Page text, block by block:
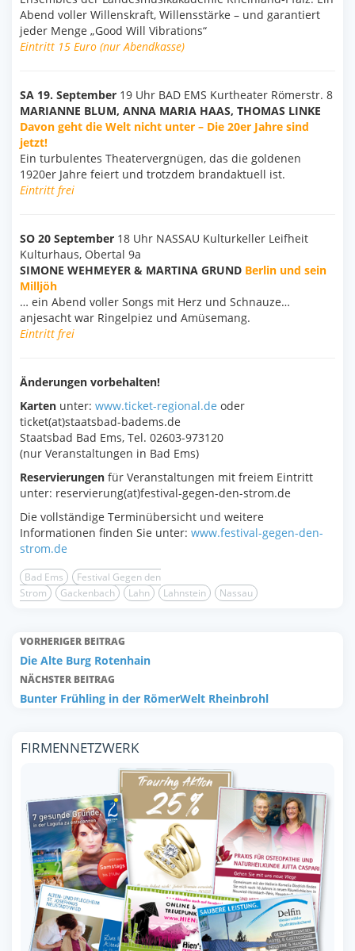
Abend voller Willenskraft, Willensstärke – und garantiert
jeder Menge „Good Will Vibrations“
Eintritt 15 Euro (nur Abendkasse)
SA 19. September 19 Uhr BAD EMS Kurtheater Römerstr. 8
MARIANNE BLUM, ANNA MARIA HAAS, THOMAS LINKE
Davon geht die Welt nicht unter – Die 20er Jahre sind
jetzt!
Ein turbulentes Theatervergnügen, das die goldenen
1920er Jahre feiert und trotzdem brandaktuell ist.
Eintritt frei
SO 20 September 18 Uhr NASSAU Kulturkeller Leifheit
Kulturhaus, Obertal 9a
SIMONE WEHMEYER & MARTINA GRUND Berlin und sein
Milljöh
… ein Abend voller Songs mit Herz und Schnauze…
anjesacht war Ringelpiez und Amüsemang.
Eintritt frei
Änderungen vorbehalten!
Karten unter: www.ticket-regional.de oder
ticket(at)staatsbad-badems.de
Staatsbad Bad Ems, Tel. 02603-973120
(nur Veranstaltungen in Bad Ems)
Reservierungen für Veranstaltungen mit freiem Eintritt
unter: reservierung(at)festival-gegen-den-strom.de
Die vollständige Terminübersicht und weitere
Informationen finden Sie unter: www.festival-gegen-den-
strom.de
Bad Ems
Festival Gegen den
Strom
Gackenbach Lahn Lahnstein Nassau
VORHERIGER BEITRAG
Die Alte Burg Rotenhain
NÄCHSTER BEITRAG
Bunter Frühling in der RömerWelt Rheinbrohl
FIRMENNETZWERK